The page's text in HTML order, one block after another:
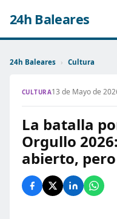
24h Baleares
24h Baleares › Cultura
CULTURA13 de Mayo de
La batalla
Orgullo
abierto,